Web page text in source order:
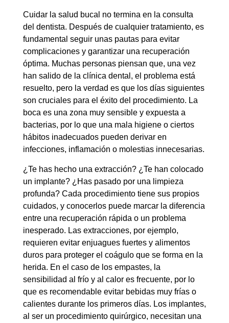
Cuidar la salud bucal no termina en la consulta
del dentista. Después de cualquier tratamiento, es
fundamental seguir unas pautas para evitar
complicaciones y garantizar una recuperación
óptima. Muchas personas piensan que, una vez
han salido de la clínica dental, el problema está
resuelto, pero la verdad es que los días siguientes
son cruciales para el éxito del procedimiento. La
boca es una zona muy sensible y expuesta a
bacterias, por lo que una mala higiene o ciertos
hábitos inadecuados pueden derivar en
infecciones, inflamación o molestias innecesarias.
¿Te has hecho una extracción? ¿Te han colocado
un implante? ¿Has pasado por una limpieza
profunda? Cada procedimiento tiene sus propios
cuidados, y conocerlos puede marcar la diferencia
entre una recuperación rápida o un problema
inesperado. Las extracciones, por ejemplo,
requieren evitar enjuagues fuertes y alimentos
duros para proteger el coágulo que se forma en la
herida. En el caso de los empastes, la
sensibilidad al frío y al calor es frecuente, por lo
que es recomendable evitar bebidas muy frías o
calientes durante los primeros días. Los implantes,
al ser un procedimiento quirúrgico, necesitan una